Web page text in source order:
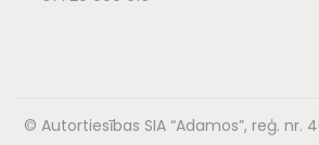
© Autortiesības SIA “Adamos”, reģ. nr.